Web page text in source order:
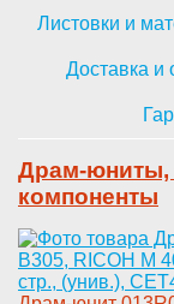
Листовки и
Доставка и
Драм-юниты,
компоненты